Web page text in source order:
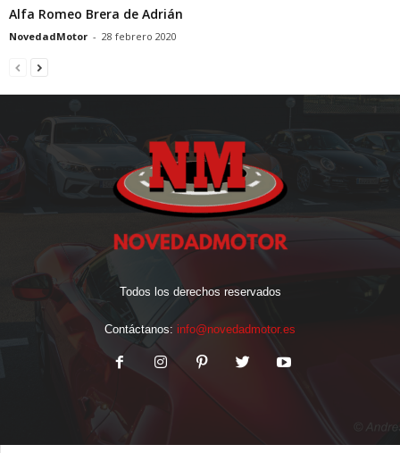
Alfa Romeo Brera de Adrián
NovedadMotor - 28 febrero 2020
Todos los derechos reservados
Contáctanos: info@novedadmotor.es